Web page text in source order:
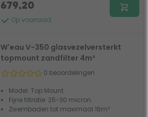
Op voorraad
679,20
W'eau V-350 glasvezelversterkt
topmount zandfilter 4m³
0 beoordelingen
Model: Top Mount
Fijne filtratie: 25-30 micron
Zwembaden tot maximaal 16m³